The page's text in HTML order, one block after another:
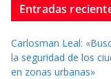
Entradas
Carlosman Leal:
la seguridad de los
en zonas urbanas»